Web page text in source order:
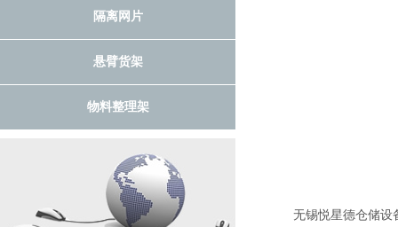
隔离网片
悬臂货架
物料整理架
无锡悦星德仓储设